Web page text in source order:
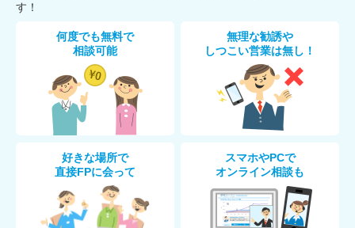
す！
何度でも無料で
相談可能
無理な勧誘や
しつこい営業は無し！
好きな場所で
直接FPに会って
スマホやPCで
オンライン相談も